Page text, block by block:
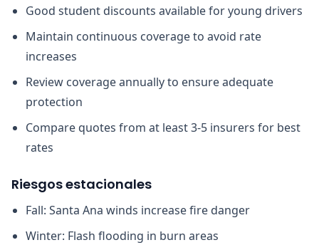
Good student discounts available for young drivers
Maintain continuous coverage to avoid rate
increases
Review coverage annually to ensure adequate
protection
Compare quotes from at least 3-5 insurers for best
rates
Riesgos estacionales
Fall: Santa Ana winds increase fire danger
Winter: Flash flooding in burn areas